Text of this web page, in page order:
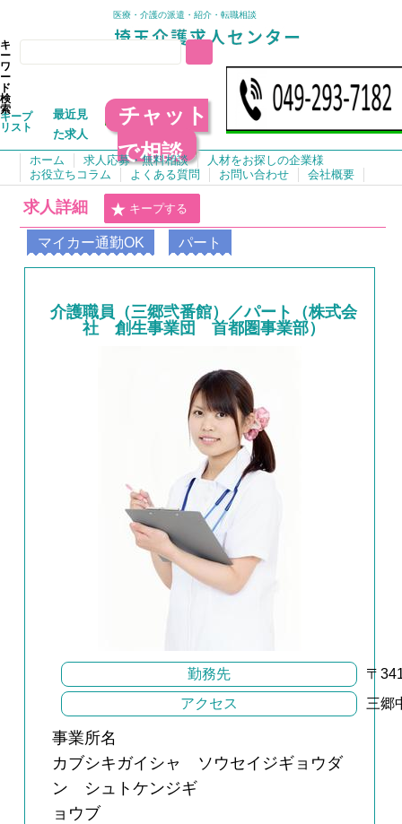
医療・介護の派遣・紹介・転職相談
キ
ー
ワ
ー
ド
検
索
キープ
リスト
最近見
た求人
チャット
で相談
ホーム 求人応募・無料相談
人材をお探しの企業様
お役立ちコラム
よくある質問 お問い合わせ 会社概要
求人詳細 キープする
マイカー通勤OK パート
介護職員（三郷弐番館）／パート（株式会
社 創生事業団 首都圏事業部）
勤務先
〒
アクセス
三郷
事業所名
カブシキガイシャ ソウセイジギョウダ
ン シュトケンジギ
ョウブ